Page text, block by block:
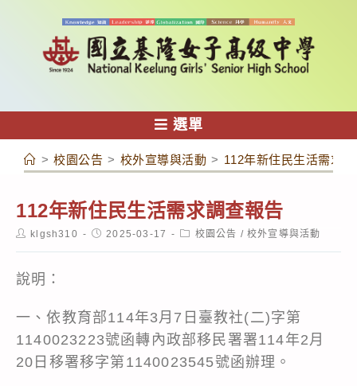
容
選單
> 校園公告 > 校外宣導與活動 > 112年新住民生活需求
112年新住民生活需求調查報告
Postklgsh310
Post2025-03-17
Post校園公告 / 校外宣導與活動
說明：
一、依教育部114年3月7日臺教社(二)字第
1140023223號函轉內政部移民署署114年2月
20日移署移字第1140023545號函辦理。